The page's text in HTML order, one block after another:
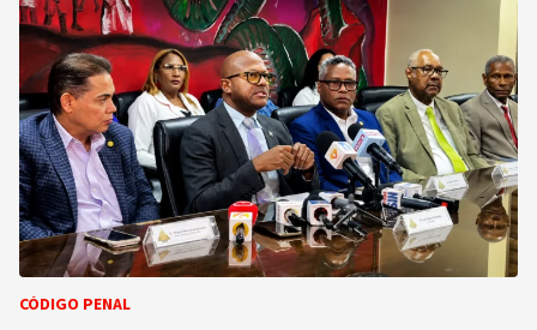
CÓDIGO PENAL